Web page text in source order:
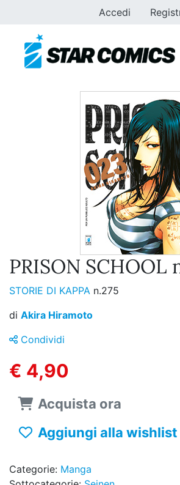
Accedi
PRISON SCHOOL
STORIE DI KAPPA n.275
di Akira Hiramoto
Condividi
€ 4,90
Acquista ora
Aggiungi alla wishlist
Categorie: Manga